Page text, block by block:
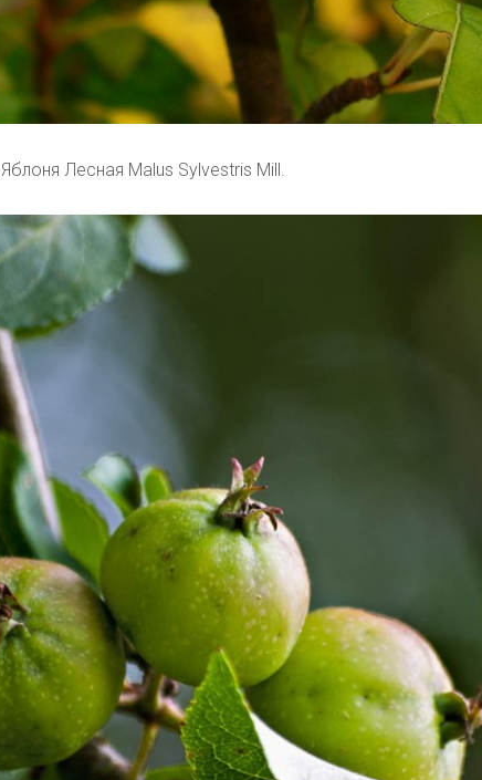
Яблоня Лесная Malus Sylvestris Mill.